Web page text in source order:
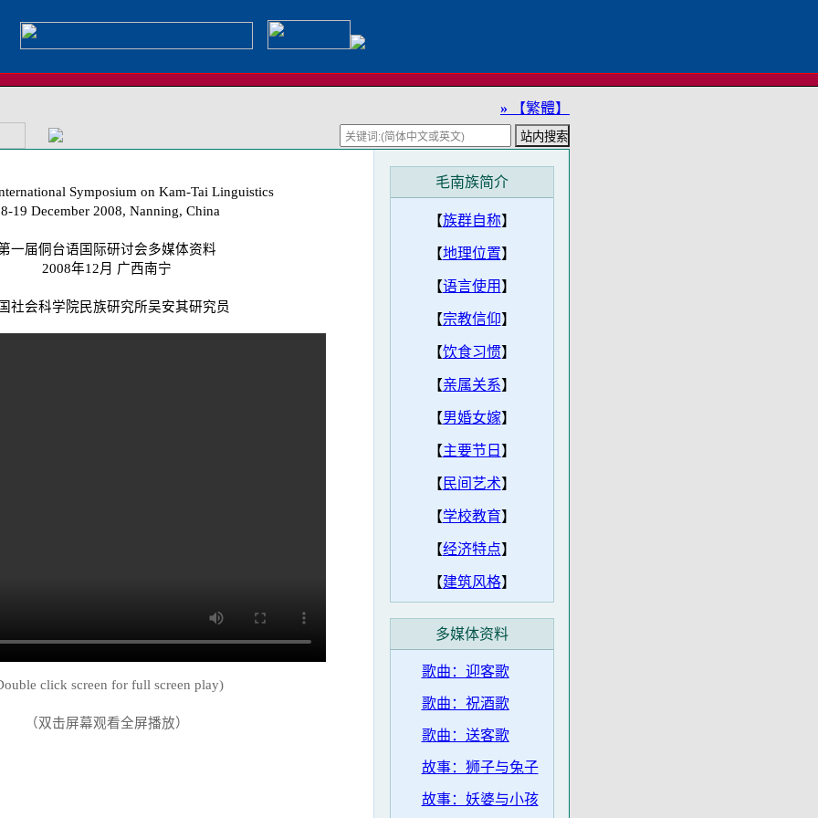
» 【繁體】
Symposium on Kam-Tai Linguistics
19 December 2008, Nanning, China
一届侗台语国际研讨会多媒体资料
2008年12月 广西南宁
社会科学院民族研究所吴安其研究员
click screen for full screen play)
（双击屏幕观看全屏播放）
毛南族简介
【族群自称】
【地理位置】
【语言使用 】
【宗教信仰】
【饮食习惯】
【亲属关系】
【男婚女嫁】
【主要节日 】
【 民间艺术】
【学校教育】
【经济特点】
【建筑风格】
多媒体资料
歌曲：迎客歌
歌曲：祝酒歌
歌曲：送客歌
故事：狮子与兔子
故事：妖婆与小孩